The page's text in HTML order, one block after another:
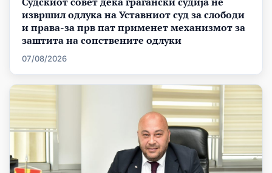
извршил одлука на Уставниот суд за слободи
и права-за прв пат применет механизмот за
заштита на сопствените одлуки
07/08/2026